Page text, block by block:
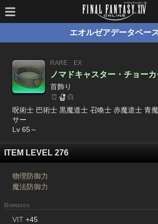
エオルゼアデータベー
RARE
EX
ノマドキャスター・チョーカ
首飾り
呪術士 巴術士 黒魔道士 召喚士 赤魔道士 青
サー
Lv 65～
ITEM LEVEL 276
物理防御力
魔法防御力
Bonuses
VIT +45